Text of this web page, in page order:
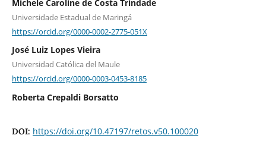
Michele Caroline de Costa Trindade
Universidade Estadual de Maringá
https://orcid.org/0000-0002-2775-051X
José Luiz Lopes Vieira
Universidad Católica del Maule
https://orcid.org/0000-0003-0453-8185
Roberta Crepaldi Borsatto
DOI: https://doi.org/10.47197/retos.v50.100020